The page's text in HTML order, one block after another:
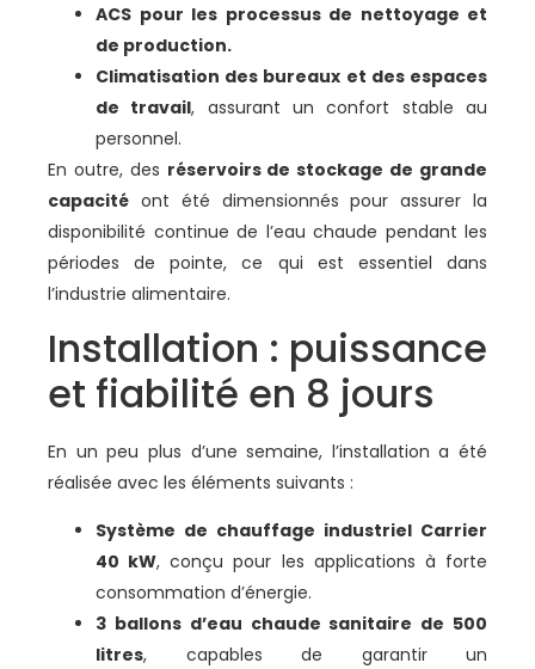
ACS pour les processus de nettoyage et
de production.
Climatisation des bureaux et des espaces
de travail, assurant un confort stable au
personnel.
En outre, des réservoirs de stockage de grande
capacité ont été dimensionnés pour assurer la
disponibilité continue de l’eau chaude pendant les
périodes de pointe, ce qui est essentiel dans
l’industrie alimentaire.
Installation : puissance
et fiabilité en 8 jours
En un peu plus d’une semaine, l’installation a été
réalisée avec les éléments suivants :
Système de chauffage industriel Carrier
40 kW, conçu pour les applications à forte
consommation d’énergie.
3 ballons d’eau chaude sanitaire de 500
litres, capables de garantir un